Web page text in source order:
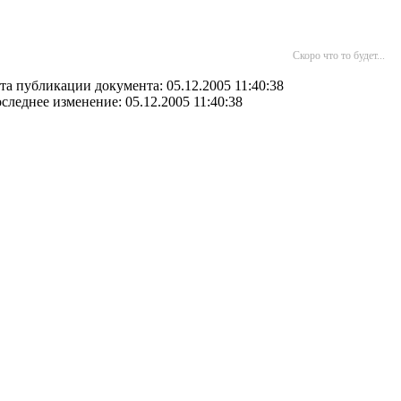
Скоро что то будет...
публикации документа: 05.12.2005 11:40:38
изменение: 05.12.2005 11:40:38